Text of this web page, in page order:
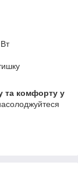
та комфорту у